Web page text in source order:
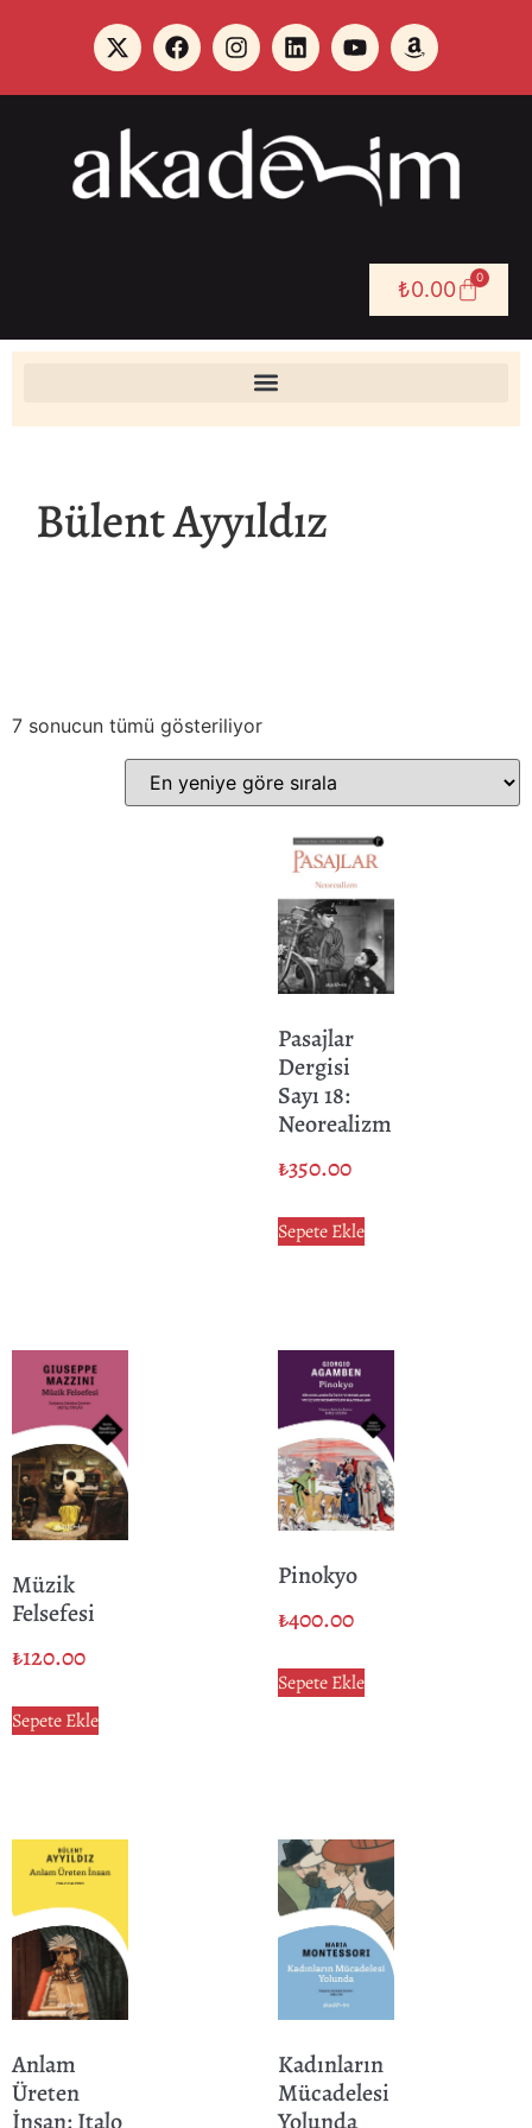
₺0.00 0
Bülent Ayyıldız
7 sonucun tümü gösteriliyor
Pasajlar
Dergisi
Sayı 18:
Neorealizm
₺350.00
Sepete Ekle
Müzik
Felsefesi
₺120.00
Sepete Ekle
Pinokyo
₺400.00
Sepete Ekle
Anlam
Üreten
Kadınların
Mücadelesi